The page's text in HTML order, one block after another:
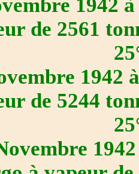
1942
de 2561
1942
de 5244